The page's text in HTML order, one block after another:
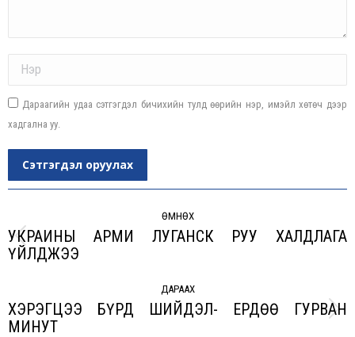
Дараагийн удаа сэтгэгдэл бичихийн тулд өөрийн нэр, имэйл хөтөч дээр
хадгална уу.
Сэтгэгдэл оруулах
navigation
ӨМНӨХ
Previous
УКРАИНЫ АРМИ ЛУГАНСК РУУ ХАЛДЛАГА
ҮЙЛДЖЭЭ
ДАРААХ
Next
ХЭРЭГЦЭЭ БҮРД ШИЙДЭЛ- ЕРДӨӨ ГУРВАН
МИНУТ